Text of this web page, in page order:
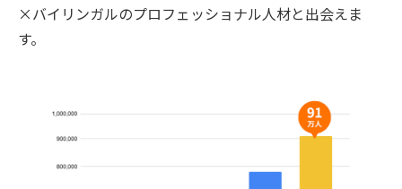
×バイリンガルのプロフェッショナル人材と出会えま
す。